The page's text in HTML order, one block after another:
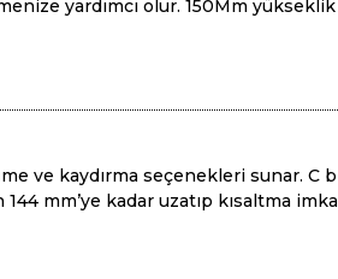
yardımcı olur. 150Mm yükseklik
ve kaydırma seçenekleri sunar. C
mm’ye kadar uzatıp kısaltma